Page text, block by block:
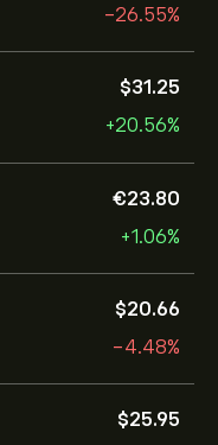
-26.55%
‎$‎31.25
+20.56%
‎€‎23.80
+1.06%
‎$‎20.66
-4.48%
‎$‎25.95